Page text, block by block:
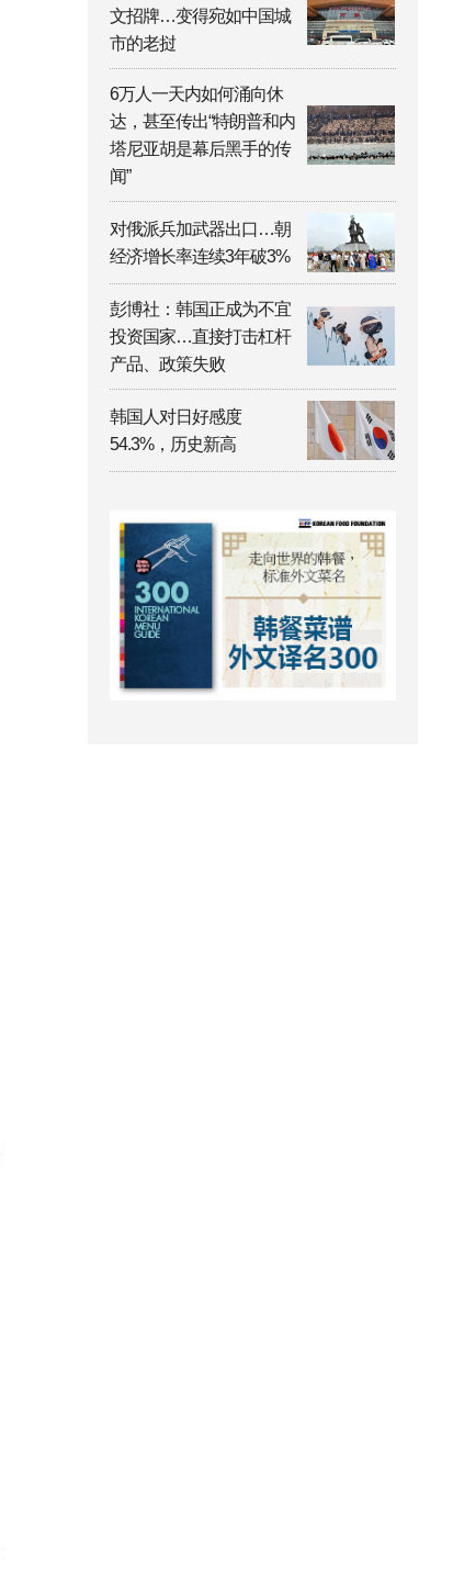
文招牌…变得宛如中国城
市的老挝
6万人一天内如何涌向休
达，甚至传出“特朗普和内
塔尼亚胡是幕后黑手的传
闻”
对俄派兵加武器出口…朝
经济增长率连续3年破3%
彭博社：韩国正成为不宜
投资国家…直接打击杠杆
产品、政策失败
韩国人对日好感度
54.3%，历史新高